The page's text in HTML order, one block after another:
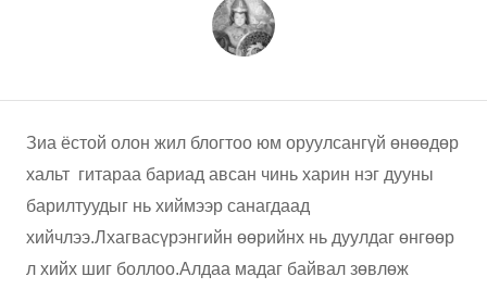
Зиа ёстой олон жил блогтоо юм оруулсангүй өнөөдөр
хальт гитараа бариад авсан чинь харин нэг дууны
барилтуудыг нь хиймээр санагдаад
хийчлээ.Лхагвасүрэнгийн өөрийнх нь дуулдаг өнгөөр
л хийх шиг боллоо.Алдаа мадаг байвал зөвлөж